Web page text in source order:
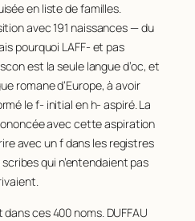
en liste de familles.
avec 191 naissances — du
pourquoi LAFF- et pas
est la seule langue d’oc, et
romane d’Europe, à avoir
lef- initial en h- aspiré.La
avec cette aspiration
avec unfdans les registres
qui n’entendaient pas
ces 400 noms. DUFFAU